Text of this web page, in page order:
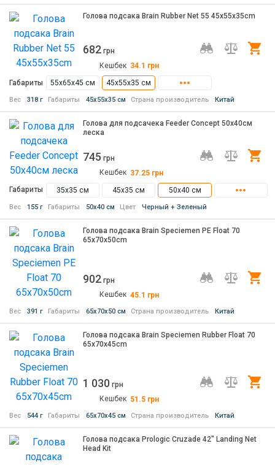
Голова подсака Brain Rubber Net 55 45x55x35cm
682 грн
Кешбек 34.1 грн
Габариты
55х65х45 см 45х55х35 см
Вес 318 г Габариты 45х55х35 см Страна производитель Китай
Голова для подсачека Feeder Concept 50х40см
леска
745 грн
Кешбек 37.25 грн
Габариты
35х35 см 45х35 см 50х40 см
Вес 155 г Габариты 50х40 см Цвет Черный + Зеленый
Голова подсака Brain Speciemen PE Float 70
65x70x50cm
902 грн
Кешбек45.1 грн
Вес 391 г Габариты 65х70х50 см Страна производитель Китай
Голова подсака Brain Speciemen Rubber Float 70
65x70x45cm
1 030 грн
Кешбек 51.5 грн
Вес 544 г Габариты 65х70х45 см Страна производитель Китай
Голова подсака Prologic Cruzade 42" Landing Net
Head Kit